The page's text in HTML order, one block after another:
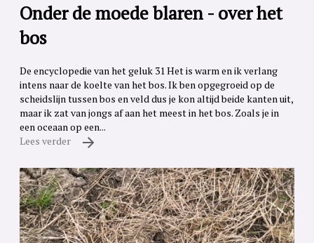
Onder de moede blaren - over het
bos
De encyclopedie van het geluk 31 Het is warm en ik verlang
intens naar de koelte van het bos. Ik ben opgegroeid op de
scheidslijn tussen bos en veld dus je kon altijd beide kanten uit,
maar ik zat van jongs af aan het meest in het bos. Zoals je in
een oceaan op een...
Lees verder